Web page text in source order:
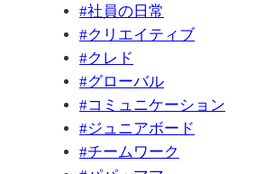
#社員の日常
#クリエイティブ
#クレド
#グローバル
#コミュニケーション
#ジュニアボード
#チームワーク